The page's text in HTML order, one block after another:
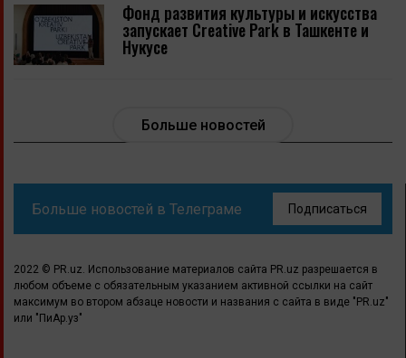
Фонд развития культуры и искусства
запускает Creative Park в Ташкенте и
Нукусе
Больше новостей
Больше новостей в Телеграме Подписаться
2022 © PR.uz. Использование материалов сайта PR.uz разрешается в
любом объеме с обязательным указанием активной ссылки на сайт
максимум во втором абзаце новости и названия с сайта в виде "PR.uz"
или "ПиАр.уз"